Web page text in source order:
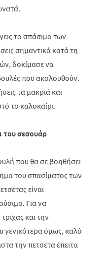
το σπάσιμο των
σημαντικά κατά τη
δοκίμασε να
που ακολουθούν.
τα μακριά και
το καλοκαίρι.
του σεσουάρ
που θα σε βοηθήσει
του σπασίματος των
είναι
Για να
και την
γενικότερα όμως, καλό
την πετσέτα έπειτα